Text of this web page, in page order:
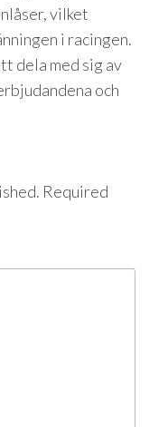
vilket
i racingen.
dela med sig av
och
Required